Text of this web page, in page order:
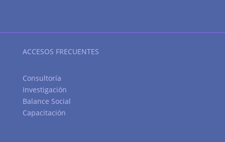
ACCESOS FRECUENTES
Consultoría
Investigación
Balance Social
Capacitación